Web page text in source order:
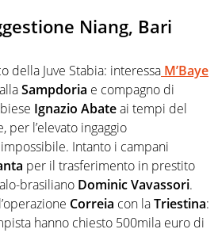
Niang, Bari
della Juve Stabia: interessa M’Baye
Sampdoria e compagno di
Ignazio Abateai tempi del
per l’elevato ingaggio
Intanto i campani
per il trasferimento in prestito
brasiliano Dominic Vavassori.
Correia con laTriestina:
hanno chiesto 500mila euro di